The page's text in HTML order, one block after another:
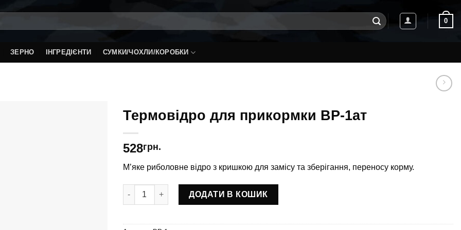
0
ЗЕРНО ІНГРЕДІЄНТИ СУМКИ/ЧОХЛИ/КОРОБКИ
Термовідро для прикормки ВР-1ат
528грн.
М’яке риболовне відро з кришкою для замісу та зберігання, переносу корму.
Термовідро для прикормки ВР-1ат кількість
ДОДАТИ В КОШИК